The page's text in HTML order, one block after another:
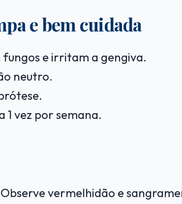
e bem cuidada
fungos e irritam a gengiva.
neutro.
1 vez por semana.
vermelhidão e